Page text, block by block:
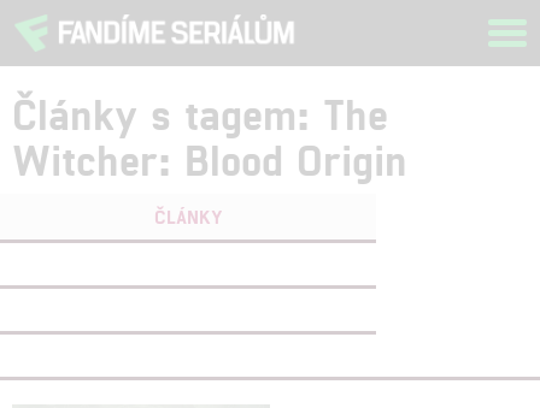
Články s tagem: The
Witcher: Blood Origin
ČLÁNKY